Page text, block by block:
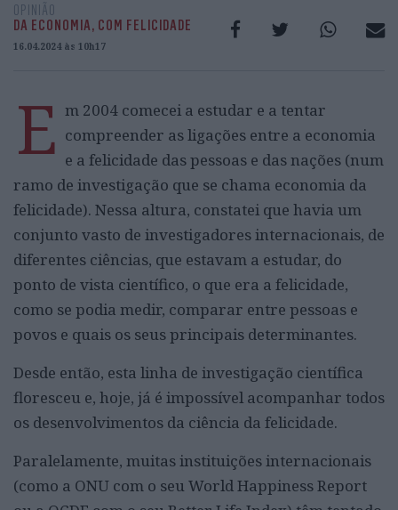
OPINIÃO
DA ECONOMIA, COM FELICIDADE
16.04.2024 às 10h17
E m 2004 comecei a estudar e a tentar
compreender as ligações entre a economia
e a felicidade das pessoas e das nações (num
ramo de investigação que se chama economia da
felicidade). Nessa altura, constatei que havia um
conjunto vasto de investigadores internacionais, de
diferentes ciências, que estavam a estudar, do
ponto de vista científico, o que era a felicidade,
como se podia medir, comparar entre pessoas e
povos e quais os seus principais determinantes.
Desde então, esta linha de investigação científica
floresceu e, hoje, já é impossível acompanhar todos
os desenvolvimentos da ciência da felicidade.
Paralelamente, muitas instituições internacionais
(como a ONU com o seu World Happiness Report